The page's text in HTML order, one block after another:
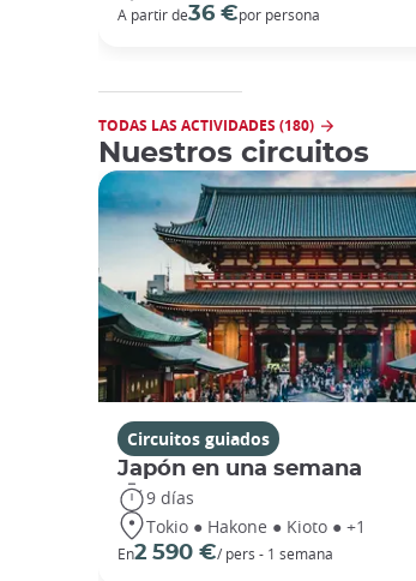
A partir de36 €por persona
TODAS LAS ACTIVIDADES (180)
Nuestros circuitos
Circuitos guiados
Japón en una semana
9 días
Tokio ● Hakone ● Kioto ● +1
En2 590 €/ pers - 1 semana